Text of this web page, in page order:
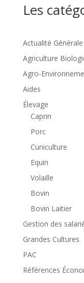
Les
Actualité Générale
Agriculture
Agro-
Aides
Élevage
Caprin
Porc
Cuniculture
Equin
Volaille
Bovin
Bovin Laitier
Gestion des
Grandes Cultures
PAC
Références